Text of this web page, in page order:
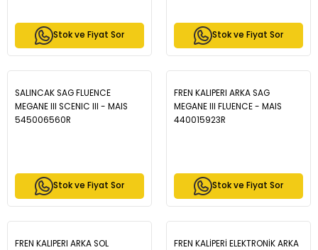
Stok ve Fiyat Sor Stok ve Fiyat Sor
SALINCAK SAG FLUENCE
MEGANE III SCENIC III - MAIS
545006560R
Stok ve Fiyat Sor
FREN KALIPERI ARKA SAG
MEGANE III FLUENCE - MAIS
440015923R
Stok ve Fiyat Sor
FREN KALIPERI ARKA SOL
FREN KALİPERİ ELEKTRONİK ARKA